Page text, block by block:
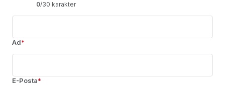
0/30 karakter
Ad*
E-Posta*